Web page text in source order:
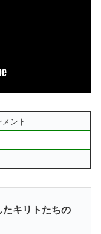
ント
たキリトたちの